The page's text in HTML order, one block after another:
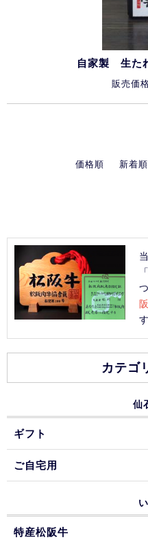
自家製 生た
販売価
価格順 新着順
カテゴ
仙
ギフト
ご自宅用
特産松阪牛